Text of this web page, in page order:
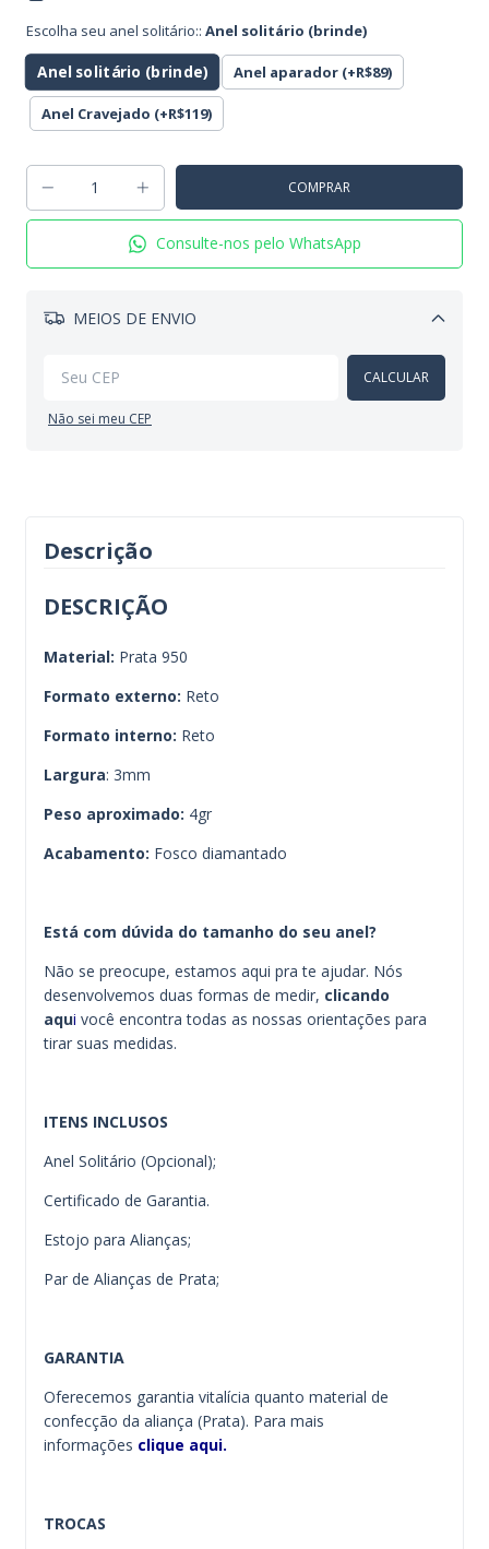
Escolha seu anel solitário:: Anel solitário (brinde)
Anel solitário (brinde) Anel aparador (+R$89)
Anel Cravejado (+R$119)
Consulte-nos pelo WhatsApp
MEIOS DE ENVIO
Alterar CEP
CALCULAR
Não sei meu CEP
Descrição
DESCRIÇÃO
Material: Prata 950
Formato externo: Reto
Formato interno: Reto
Largura: 3mm
Peso aproximado: 4gr
Acabamento: Fosco diamantado
Está com dúvida do tamanho do seu anel?
Não se preocupe, estamos aqui pra te ajudar. Nós
desenvolvemos duas formas de medir, clicando
aqui você encontra todas as nossas orientações para
tirar suas medidas.
ITENS INCLUSOS
Anel Solitário (Opcional);
Certificado de Garantia.
Estojo para Alianças;
Par de Alianças de Prata;
GARANTIA
Oferecemos garantia vitalícia quanto material de
confecção da aliança (Prata). Para mais
informações clique aqui.
TROCAS